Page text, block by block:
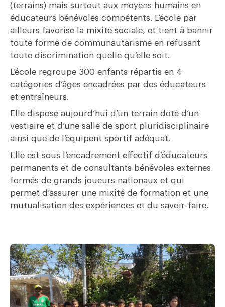
(terrains) mais surtout aux moyens humains en
éducateurs bénévoles compétents. L’école par
ailleurs favorise la mixité sociale, et tient à bannir
toute forme de communautarisme en refusant
toute discrimination quelle qu’elle soit.
L’école regroupe 300 enfants répartis en 4
catégories d’âges encadrées par des éducateurs
et entraîneurs.
Elle dispose aujourd’hui d’un terrain doté d’un
vestiaire et d’une salle de sport pluridisciplinaire
ainsi que de l’équipent sportif adéquat.
Elle est sous l’encadrement effectif d’éducateurs
permanents et de consultants bénévoles externes
formés de grands joueurs nationaux et qui
permet d’assurer une mixité de formation et une
mutualisation des expériences et du savoir-faire.